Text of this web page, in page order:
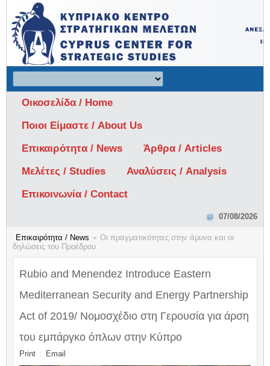
Οικοσελίδα / Home
Ποιοι Είμαστε / About Us
Επικαιρότητα / News
Άρθρα / Articles
Μελέτες / Studies
Αναλύσεις / Analysis
Επικοινωνία / Contact
07/08/2026
Επικαιρότητα / News
Οι πραγματικότητες στην άμυνα και οι
δηλώσεις του Προέδρου
Rubio and Menendez Introduce Eastern
Mediterranean Security and Energy Partnership
Act of 2019/ Nομοσχέδιο στη Γερουσία για άρση
του εμπάργκο όπλων στην Κύπρο
Print Email